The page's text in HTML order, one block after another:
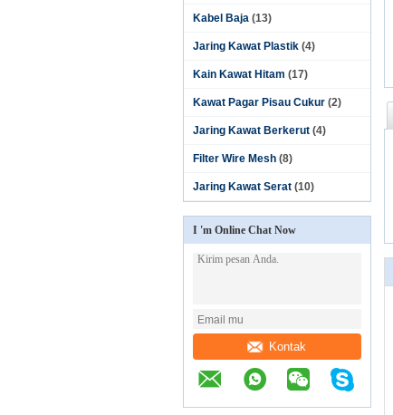
Kabel Baja (13)
Jaring Kawat Plastik (4)
Kain Kawat Hitam (17)
Kawat Pagar Pisau Cukur (2)
Jaring Kawat Berkerut (4)
Filter Wire Mesh (8)
Jaring Kawat Serat (10)
I 'm Online Chat Now
Kontak